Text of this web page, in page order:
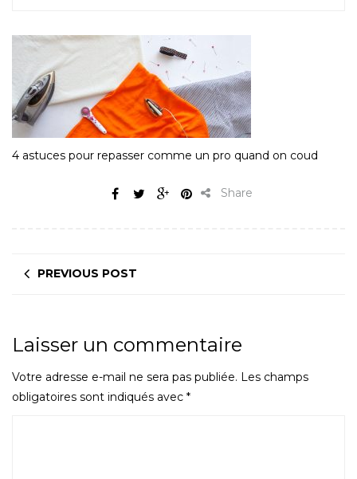
4 astuces pour repasser comme un pro quand on coud
Share
PREVIOUS POST
Laisser un commentaire
Votre adresse e-mail ne sera pas publiée. Les champs
obligatoires sont indiqués avec *